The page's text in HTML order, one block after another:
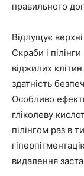
правильного
Відлущує
Скраби і
віджилих
здатність
Особливо
гліколеву
пілінгом раз в
видалення